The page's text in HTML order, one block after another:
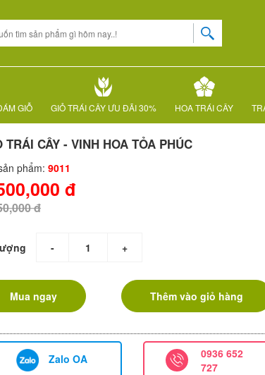
GIỖ GIỎ TRÁI CÂY ƯU ĐÃI 30% HOA TRÁI CÂY
TRÁI CÂY - VINH HOA TỎA PHÚC
phẩm: 9011
đ
đ
- +
Mua ngay Thêm vào giỏ hàng
Zalo OA
0936 652
727